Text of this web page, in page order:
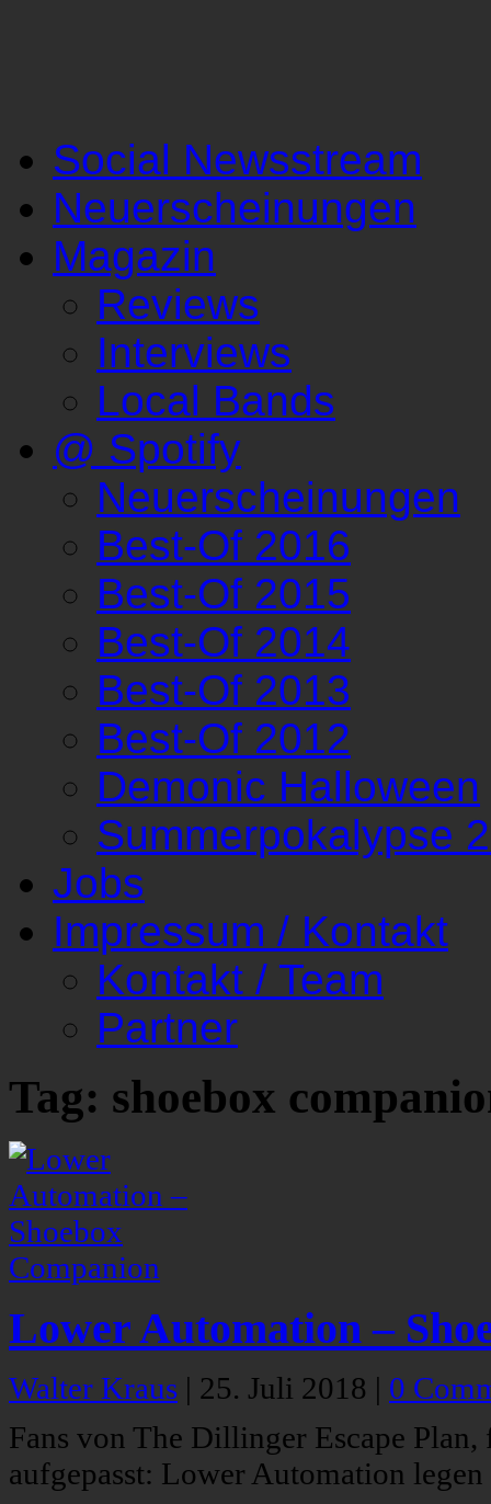
Social Newsstream
Neuerscheinungen
Magazin
Reviews
Interviews
Local Bands
@ Spotify
Neuerscheinungen
Best-Of 2016
Best-Of 2015
Best-Of 2014
Best-Of 2013
Best-Of 2012
Demonic Halloween
Summerpokalypse
Jobs
Impressum / Kontakt
Kontakt / Team
Partner
Tag: shoebox
Lower Automation –
Walter Kraus | 25. Juli 2018 | 0
Fans von The Dillinger Escape
aufgepasst: Lower Automation